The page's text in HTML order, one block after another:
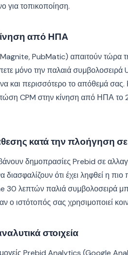
για τοπικοποίηση.
από ΗΠΑ
PubMatic) απαιτούν τώρα
μόνο την παλαιά συμβολοσειρά
και περισσότερο το απόθεμά σας.
CPM στην κίνηση από ΗΠΑ το
κατά την πλοήγηση σε
δημοπρασίες Prebid σε
διασφαλίζουν ότι έχει ληφθεί η
λεπτών παλιά συμβολοσειρά
ο ιστότοπός σας χρησιμοποιεί
στοιχεία
Prebid Analytics (Google